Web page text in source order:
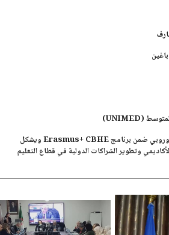
(
UNIMED
)
يُشرف على المشروع الاتحاد الأوروبي ضمن برنامج Erasmus+ CBHE ويشكل
وتطوير الشراكات الدولية في قطاع التعليم